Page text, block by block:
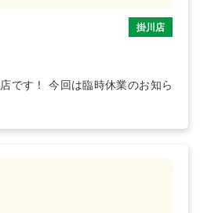
掛川店
です！ 今回は臨時休業のお知ら